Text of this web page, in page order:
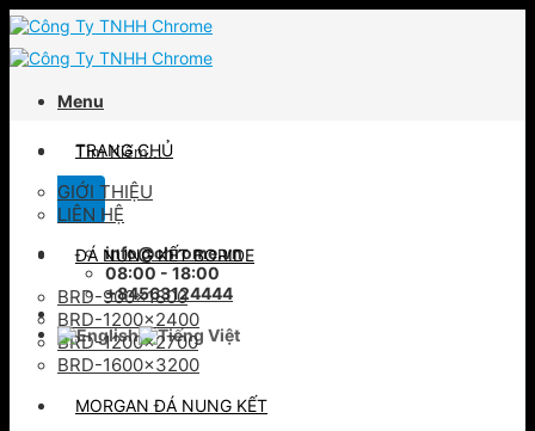
Skip
to
content
Menu
kiếm:
info@chrome.vn
08:00 - 18:00
+84563124444
TRANG CHỦ
GIỚI THIỆU
LIÊN HỆ
ĐÁ NUNG KẾT BORIDE
BRD-900×1800
BRD-1200×2400
BRD-1200×2700
BRD-1600×3200
MORGAN ĐÁ NUNG KẾT